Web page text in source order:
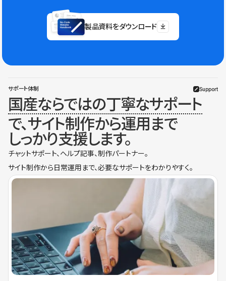
製品資料をダウンロード
サポート体制 Support
国産ならではの丁寧なサポート
で、サイト制作から運用まで
しっかり支援します。
チャットサポート、ヘルプ記事、制作パートナー。
サイト制作から日常運用まで、必要なサポートをわかりやすく。